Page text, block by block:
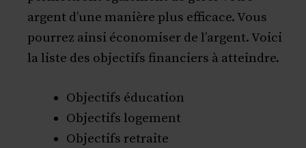
argent d’une manière plus efficace. Vous
pourrez ainsi économiser de l’argent. Voici
la liste des objectifs financiers à atteindre.
Objectifs éducation
Objectifs logement
Objectifs retraite